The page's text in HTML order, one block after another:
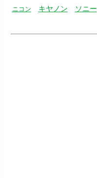
ニコン キヤノン ソニー